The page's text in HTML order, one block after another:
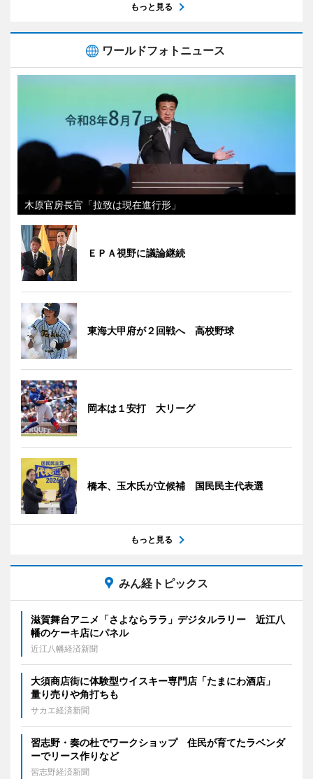
もっと見る
ワールドフォトニュース
木原官房長官「拉致は現在進行形」
ＥＰＡ視野に議論継続
東海大甲府が２回戦へ 高校野球
岡本は１安打 大リーグ
橋本、玉木氏が立候補 国民民主代表選
もっと見る
みん経トピックス
滋賀舞台アニメ「さよならララ」デジタルラリー 近江八
幡のケーキ店にパネル
近江八幡経済新聞
大須商店街に体験型ウイスキー専門店「たまにわ酒店」
量り売りや角打ちも
サカエ経済新聞
習志野・奏の杜でワークショップ 住民が育てたラベンダ
ーでリース作りなど
習志野経済新聞